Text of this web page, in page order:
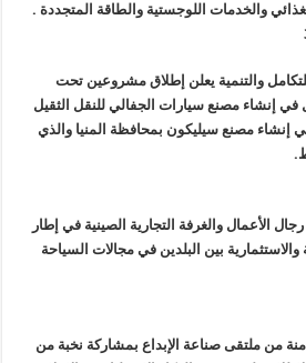
الغذائي والخدمات اللوجستية والطاقة المتجددة .
والتنمية يعلن إطلاق مشروعين تحت
إنشاء مصنع سيارات الجفالي للنقل الثقيل
100% والثاني إنشاء مصنع سيليكون بمحافظة المنيا والذي
الأعمال والغرفة التجارية الصينية في إطار
والاستثمارية بين البلدين في مجالات السياحة
من ملتقى صناعة الإبداع بمشاركة نخبة من